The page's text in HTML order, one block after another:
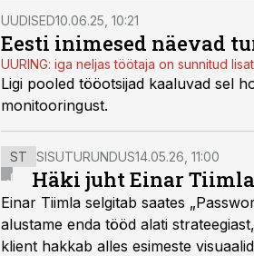
UUDISED10.06.25, 10:21
Eesti inimesed näevad
UURING: iga neljas töötaja on sunnitud
Ligi pooled tööotsijad kaaluvad sel
monitooringust.
ST SISUTURUNDUS14.05.26, 11:00
Häki juht Einar
Einar Tiimla selgitab saates
alustame enda tööd alati
klient hakkab alles esimeste